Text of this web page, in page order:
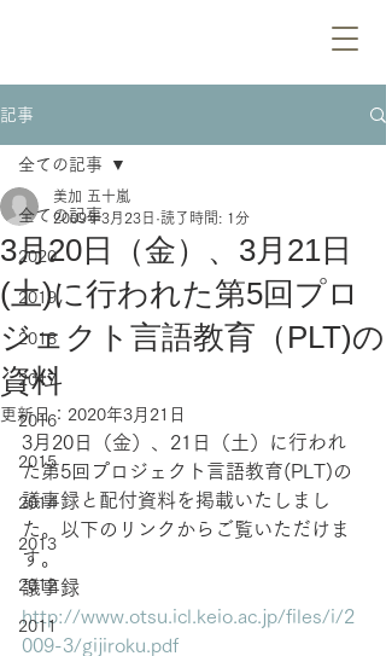
記事
全ての記事
2020
2019
2018
2017
2016
2015
2014
2013
2012
2011
全ての記事
3月20日（金）、3月21日
(土)に行われた第5回プロ
ジェクト言語教育（PLT)の
資料
美加 五十嵐
2009年3月23日 読了時間: 1分
更新日： 2020年3月21日
3月20日（金）、21日（土）に行われ
た第5回プロジェクト言語教育(PLT)の
議事録と配付資料を掲載いたしまし
た。以下のリンクからご覧いただけま
す。
議事録
http://www.otsu.icl.keio.ac.jp/files/i/2
009-3/gijiroku.pdf